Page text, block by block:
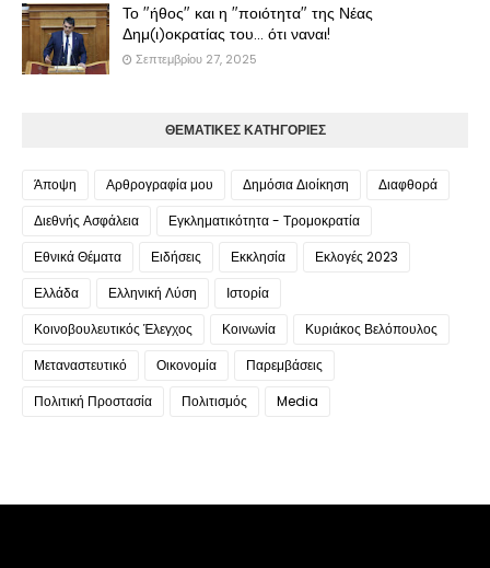
Το "ήθος" και η "ποιότητα" της Νέας
Δημ(ι)οκρατίας του... ότι ναναι!
Σεπτεμβρίου 27, 2025
ΘΕΜΑΤΙΚΕΣ ΚΑΤΗΓΟΡΙΕΣ
Άποψη Αρθρογραφία μου Δημόσια Διοίκηση
Διαφθορά
Διεθνής Ασφάλεια
Εγκληματικότητα - Τρομοκρατία
Εθνικά Θέματα
Ειδήσεις Εκκλησία
Εκλογές 2023
Ελλάδα
Ελληνική Λύση
Ιστορία
Κοινοβουλευτικός Έλεγχος
Κοινωνία
Κυριάκος Βελόπουλος
Μεταναστευτικό
Οικονομία
Παρεμβάσεις
Πολιτική Προστασία
Πολιτισμός Media